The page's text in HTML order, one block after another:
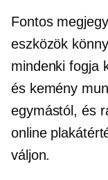
Fontos
eszközök
mindenki fogja
és kemény
egymástól, és
online
váljon.